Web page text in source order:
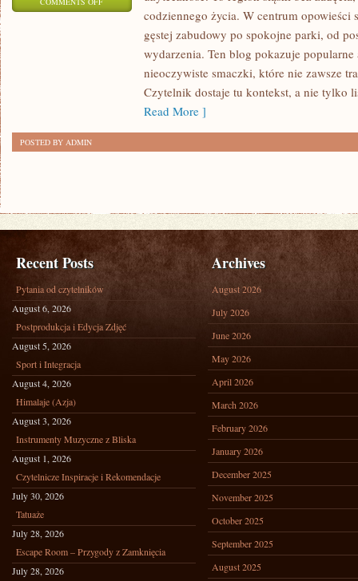
codziennego życia. W centrum opowieści
gęstej zabudowy po spokojne parki, od
wydarzenia. Ten blog pokazuje
nieoczywiste smaczki, które nie zawsze
Czytelnik dostaje tu kontekst, a nie tylko
Read More ]
POSTED BY ADMIN
Recent Posts
Pytania od czytelników
August 6, 2026
Postprodukcja i Edycja Zdjęć
August 5, 2026
Sport i Integracja
August 4, 2026
Himalaje (Azja)
August 3, 2026
Instrumenty Muzyczne z Bliska
August 1, 2026
Czytelnicze Inspiracje i Rekomendacje
July 30, 2026
Tatuaże
July 28, 2026
Escape Room – Przygody z Zamknięcia
July 28, 2026
Archives
August 2026
July 2026
June 2026
May 2026
April 2026
March 2026
February 2026
January 2026
December 2025
November 2025
October 2025
September 2025
August 2025